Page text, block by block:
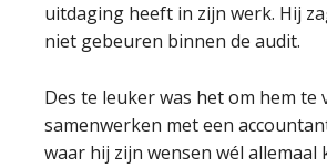
uitdaging heeft in zijn werk. Hij
niet gebeuren binnen de audit.
Des te leuker was het om hem te
samenwerken met een
waar hij zijn wensen wél allemaal